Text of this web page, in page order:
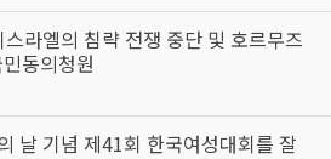
라엘의 침략 전쟁 중단 및 호르무즈
동의청원
날 기념 제41회 한국여성대회를 잘